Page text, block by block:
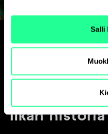
Salli
Ilkan historia